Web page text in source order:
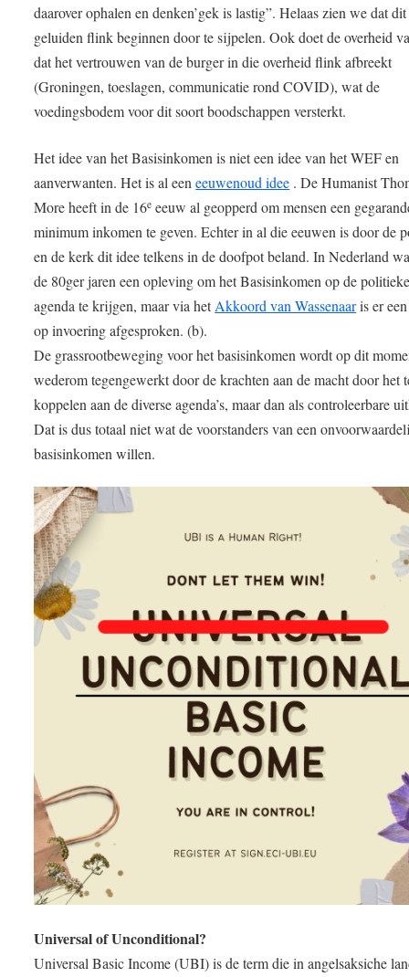
daarover ophalen en denken’gek is lastig”. Helaas zien we dat
geluiden flink beginnen door te sijpelen. Ook doet de overheid
dat het vertrouwen van de burger in die overheid flink afbreekt
(Groningen, toeslagen, communicatie rond COVID), wat de
voedingsbodem voor dit soort boodschappen versterkt.
Het idee van het Basisinkomen is niet een idee van het WEF en
aanverwanten. Het is al eeneeuwenoud idee . De Humanist
More heeft in de 16e eeuw al geopperd om mensen een
minimum inkomen te geven. Echter in al die eeuwen is door de
en de kerk dit idee telkens in de doofpot beland. In Nederland
de 80ger jaren een opleving om het Basisinkomen op de
agenda te krijgen, maar via hetAkkoord van Wassenaaris er
op invoering afgesproken. (b).
De grassrootbeweging voor het basisinkomen wordt op dit
wederom tegengewerkt door de krachten aan de macht door het
koppelen aan de diverse agenda’s, maar dan als controleerbare
Dat is dus totaal niet wat de voorstanders van een
basisinkomen willen.
Universal of Unconditional?
Universal Basic Income (UBI) is de term die in angelsaksiche